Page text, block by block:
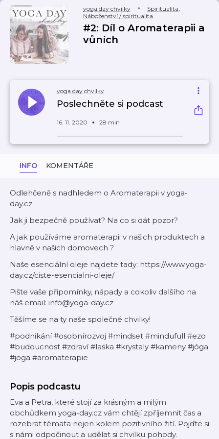
yoga day chvilky Spiritualita,
Náboženství / spiritualita
#2: Díl o Aromaterapii a
vůních
yoga day chvilky
Poslechněte si podcast
16. 11. 2020 28 min
INFO KOMENTÁŘE
Odlehčeně s nadhledem o Aromaterapii v yoga-
day.cz
Jak ji bezpečně používat? Na co si dát pozor?
A jak používáme aromaterapii v našich produktech a
hlavně v našich domovech ?
Naše esenciální oleje najdete tady: https://www.yoga-
day.cz/ciste-esencialni-oleje/
Pište vaše připomínky, nápady a cokoliv dalšího na
náš email: info@yoga-day.cz
Těšíme se na ty naše společné chvilky!
#podnikání #osobnírozvoj #mindset #mindufull #ezo
#budoucnost #zdraví #laska #krystaly #kameny #jóga
#joga #aromaterapie
Popis podcastu
Eva a Petra, které stojí za krásným a milým
obchůdkem yoga-day.cz vám chtějí zpříjemnit čas a
rozebrat témata nejen kolem pozitivního žití. Pojďte si
s námi odpočinout a udělat si chvilku pohody.